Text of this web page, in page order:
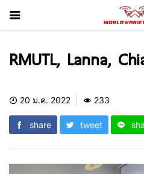
RMUTL, Lanna,
20 ม.ค. 2022 233
share tweet